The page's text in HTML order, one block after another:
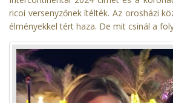
ricoi versenyzőnek ítélték. Az orosházi
élményekkel tért haza. De mit csinál a